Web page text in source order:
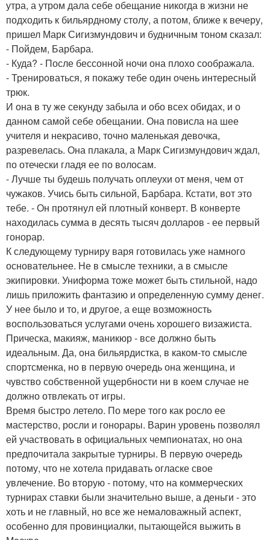
утра, а утром дала себе обещание никогда в жизни не
подходить к бильярдному столу, а потом, ближе к вечеру,
пришел Марк Сигизмундович и будничным тоном сказал:
- Пойдем, Барбара.
- Куда? - После бессонной ночи она плохо соображала.
- Тренироваться, я покажу тебе один очень интересный
трюк.
И она в ту же секунду забыла и обо всех обидах, и о
данном самой себе обещании. Она повисла на шее
учителя и некрасиво, точно маленькая девочка,
разревелась. Она плакала, а Марк Сигизмундович ждал,
по отечески гладя ее по волосам.
- Лучше ты будешь получать оплеухи от меня, чем от
чужаков. Учись быть сильной, Барбара. Кстати, вот это
тебе. - Он протянул ей плотный конверт. В конверте
находилась сумма в десять тысяч долларов - ее первый
гонорар.
К следующему турниру варя готовилась уже намного
основательнее. Не в смысле техники, а в смысле
экипировки. Униформа тоже может быть стильной, надо
лишь приложить фантазию и определенную сумму денег.
У нее было и то, и другое, а еще возможность
воспользоваться услугами очень хорошего визажиста.
Прическа, макияж, маникюр - все должно быть
идеальным. Да, она бильярдистка, в каком-то смысле
спортсменка, но в первую очередь она женщина, и
чувство собственной ущербности ни в коем случае не
должно отвлекать от игры.
Время быстро летело. По мере того как росло ее
мастерство, росли и гонорары. Варин уровень позволял
ей участвовать в официальных чемпионатах, но она
предпочитала закрытые турниры. В первую очередь
потому, что не хотела придавать огласке свое
увлечение. Во вторую - потому, что на коммерческих
турнирах ставки были значительно выше, а деньги - это
хоть и не главный, но все же немаловажный аспект,
особенно для провинциалки, пытающейся выжить в